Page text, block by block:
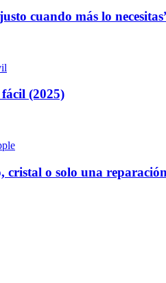
cuando más lo
(2025)
cristal o solo una